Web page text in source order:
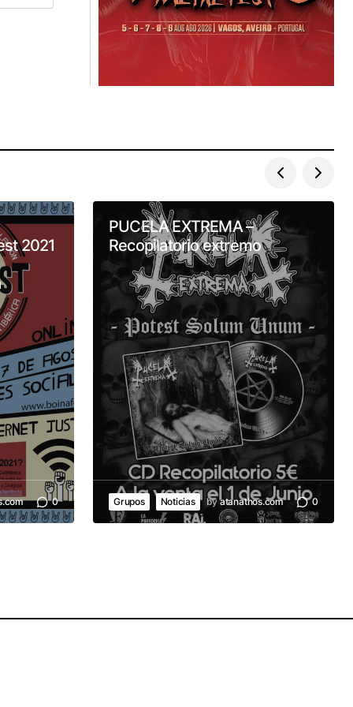
2021
0
PUCELA EXTREMA –
Recopilatorio extremo
Grupos Noticias byatanathos.com 0